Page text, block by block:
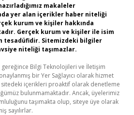
makaleler
yer alan içerikler haber niteliği
kurum ve kişiler hakkında
Gerçek kurum ve kişiler ile isim
tesadüfidir. Sitemizdeki bilgiler
niteliği taşımazlar.
gereğince Bilgi Teknolojileri ve İletişim
bir Yer Sağlayıcı olarak hizmet
içerikleri proaktif olarak denetleme
bulunmamaktadır. Ancak, üyelerimiz
taşımakta olup, siteye üye olarak
sayılırlar.